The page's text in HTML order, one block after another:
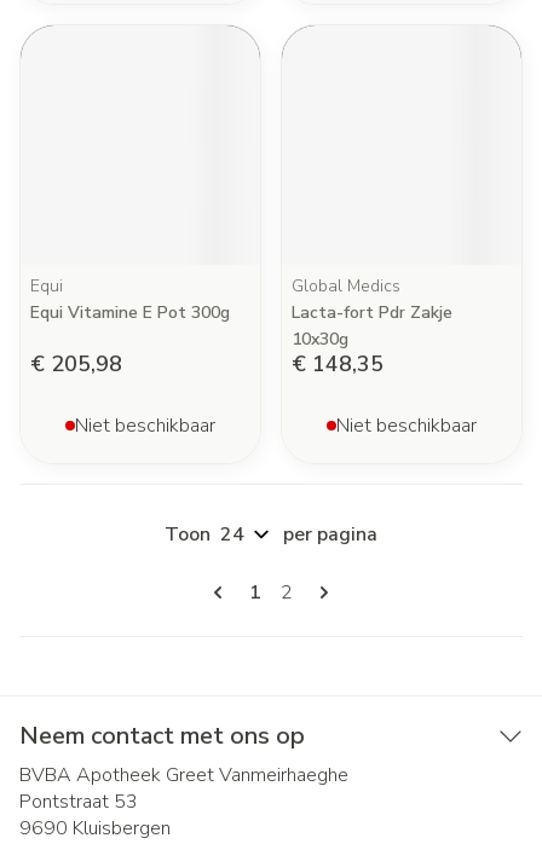
Equi
Equi Vitamine E Pot 300g
€ 205,98
Niet beschikbaar
Global Medics
Lacta-fort Pdr Zakje
10x30g
€ 148,35
Niet beschikbaar
Pagina's
U lees momenteel pagina
1 Pagina
2
Toon per pagina
Neem contact met ons op
BVBA Apotheek Greet Vanmeirhaeghe
Pontstraat 53
9690 Kluisbergen